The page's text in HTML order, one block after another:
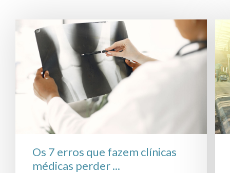
Os 7 erros que fazem clínicas
médicas perder ...